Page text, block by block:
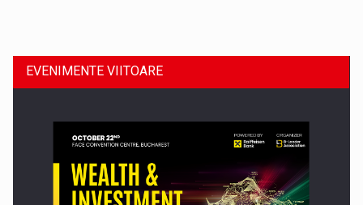
EVENIMENTE VIITOARE